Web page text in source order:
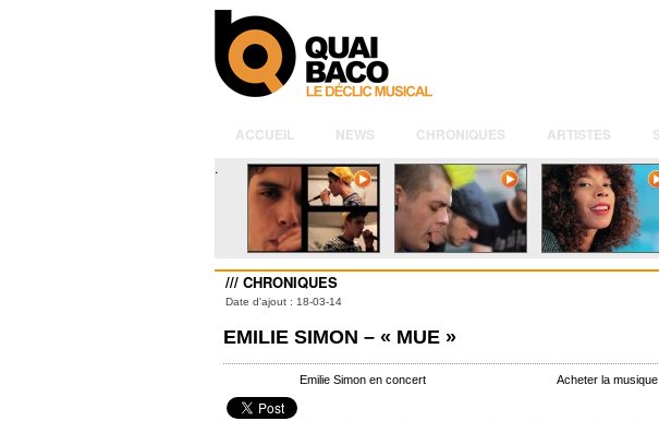
ACCUEIL NEWS CHRONIQUES ARTISTES
.
/// CHRONIQUES
Date d'ajout : 18-03-14
EMILIE SIMON – « MUE »
Emilie Simon en concert Acheter la